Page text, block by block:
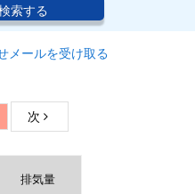
索する
メールを受け取る
次
排気量